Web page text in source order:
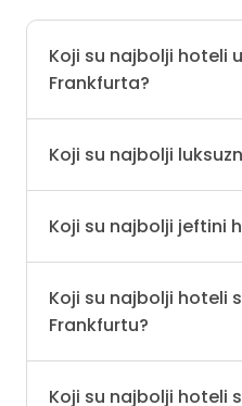
Koji su najbolji hoteli
Frankfurta?
Koji su najbolji
Koji su najbolji jeftini
Koji su najbolji hoteli
Frankfurtu?
Koji su najbolji hoteli